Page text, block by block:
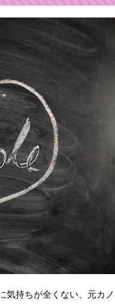
気持ちが全くない、元カノ